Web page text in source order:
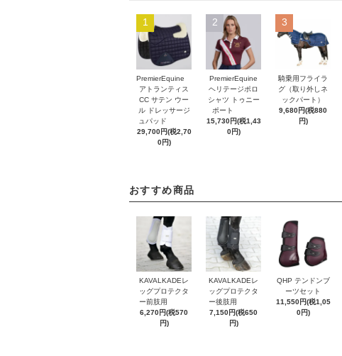
1
PremierEquine
アトランティス
CC サテン ウー
ル ドレッサージ
ュパッド
29,700円(税2,70
0円)
2
PremierEquine
ヘリテージポロ
シャツ トゥニー
ポート
15,730円(税1,43
0円)
3
騎乗用フライラ
グ（取り外しネ
ックパート）
9,680円(税880
円)
おすすめ商品
KAVALKADEレ
ッグプロテクタ
ー前肢用
6,270円(税570
円)
KAVALKADEレ
ッグプロテクタ
ー後肢用
7,150円(税650
円)
QHP テンドンブ
ーツセット
11,550円(税1,05
0円)